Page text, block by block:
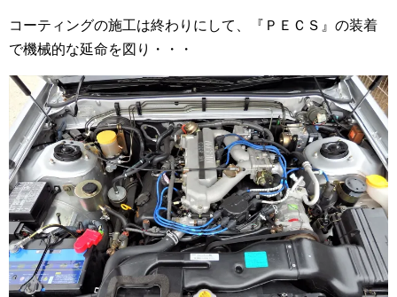
コーティングの施工は終わりにして、『ＰＥＣＳ』の装着
で機械的な延命を図り・・・